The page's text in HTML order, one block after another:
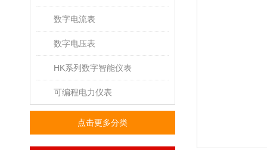
数字电流表
数字电压表
HK系列数字智能仪表
可编程电力仪表
点击更多分类